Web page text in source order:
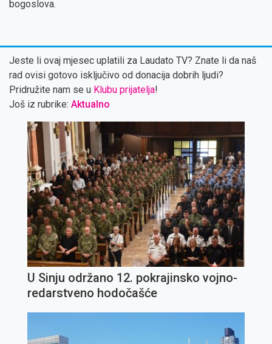
bogoslova.
Jeste li ovaj mjesec uplatili za Laudato TV? Znate li da naš
rad ovisi gotovo isključivo od donacija dobrih ljudi?
Pridružite nam se u Klubu prijatelja!
Još iz rubrike: Aktualno
U Sinju održano 12. pokrajinsko vojno-
redarstveno hodočašće